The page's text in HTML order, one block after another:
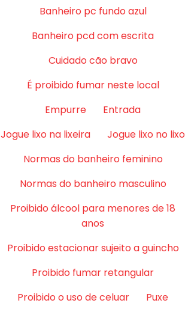
Banheiro pc fundo azul
Banheiro pcd com escrita
Cuidado cão bravo
É proibido fumar neste local
Empurre
Entrada
Jogue lixo na lixeira
Jogue lixo no lixo
Normas do banheiro feminino
Normas do banheiro masculino
Proibido álcool para menores de 18
anos
Proibido estacionar sujeito a guincho
Proibido fumar retangular
Proibido o uso de celuar
Puxe